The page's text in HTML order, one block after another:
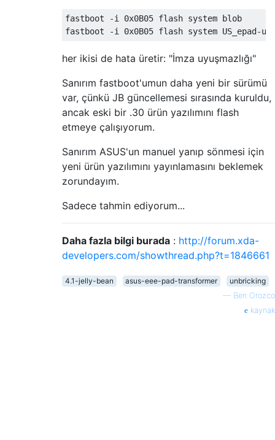
fastboot -i 0x0B05 flash system blob
her ikisi de hata üretir: "İmza uyuşmazlığı"
Sanırım fastboot'umun daha yeni bir sürümü
var, çünkü JB güncellemesi sırasında kuruldu,
ancak eski bir .30 ürün yazılımını flash
etmeye çalışıyorum.
Sanırım ASUS'un manuel yanıp sönmesi için
yeni ürün yazılımını yayınlamasını beklemek
zorundayım.
Sadece tahmin ediyorum...
Daha fazla bilgi burada : http://forum.xda-
developers.com/showthread.php?t=1846661
4.1-jelly-bean asus-eee-pad-transformer
unbricking
— Ben Orozco
kaynak